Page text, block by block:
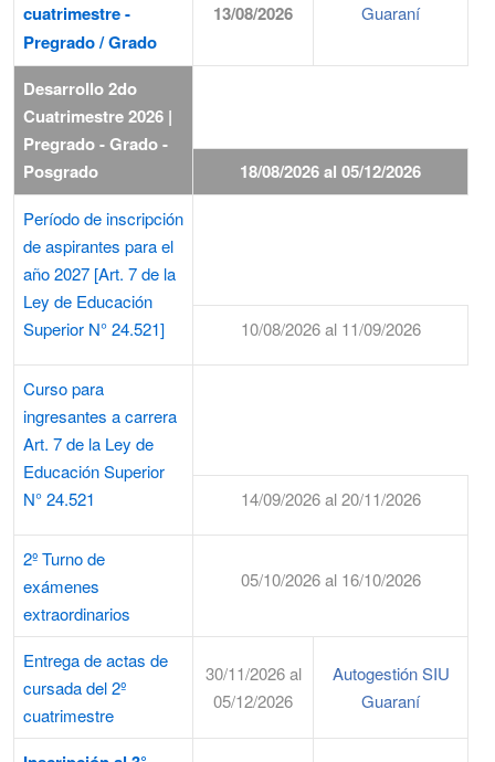
cuatrimestre -
Pregrado / Grado
13/08/2026
Guaraní
Desarrollo 2do
Cuatrimestre 2026 |
Pregrado - Grado -
Posgrado
18/08/2026 al 05/12/2026
Período de inscripción
de aspirantes para el
año 2027 [Art. 7 de la
Ley de Educación
Superior N° 24.521]
10/08/2026 al 11/09/2026
Curso para
ingresantes a carrera
Art. 7 de la Ley de
Educación Superior
N° 24.521
14/09/2026 al 20/11/2026
2º Turno de
exámenes
extraordinarios
05/10/2026 al 16/10/2026
Entrega de actas de
cursada del 2º
cuatrimestre
30/11/2026 al
05/12/2026
Autogestión SIU
Guaraní